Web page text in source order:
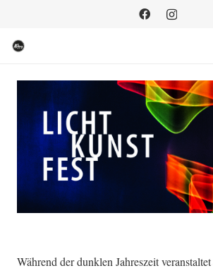
Während der dunklen Jahreszeit veranstaltet